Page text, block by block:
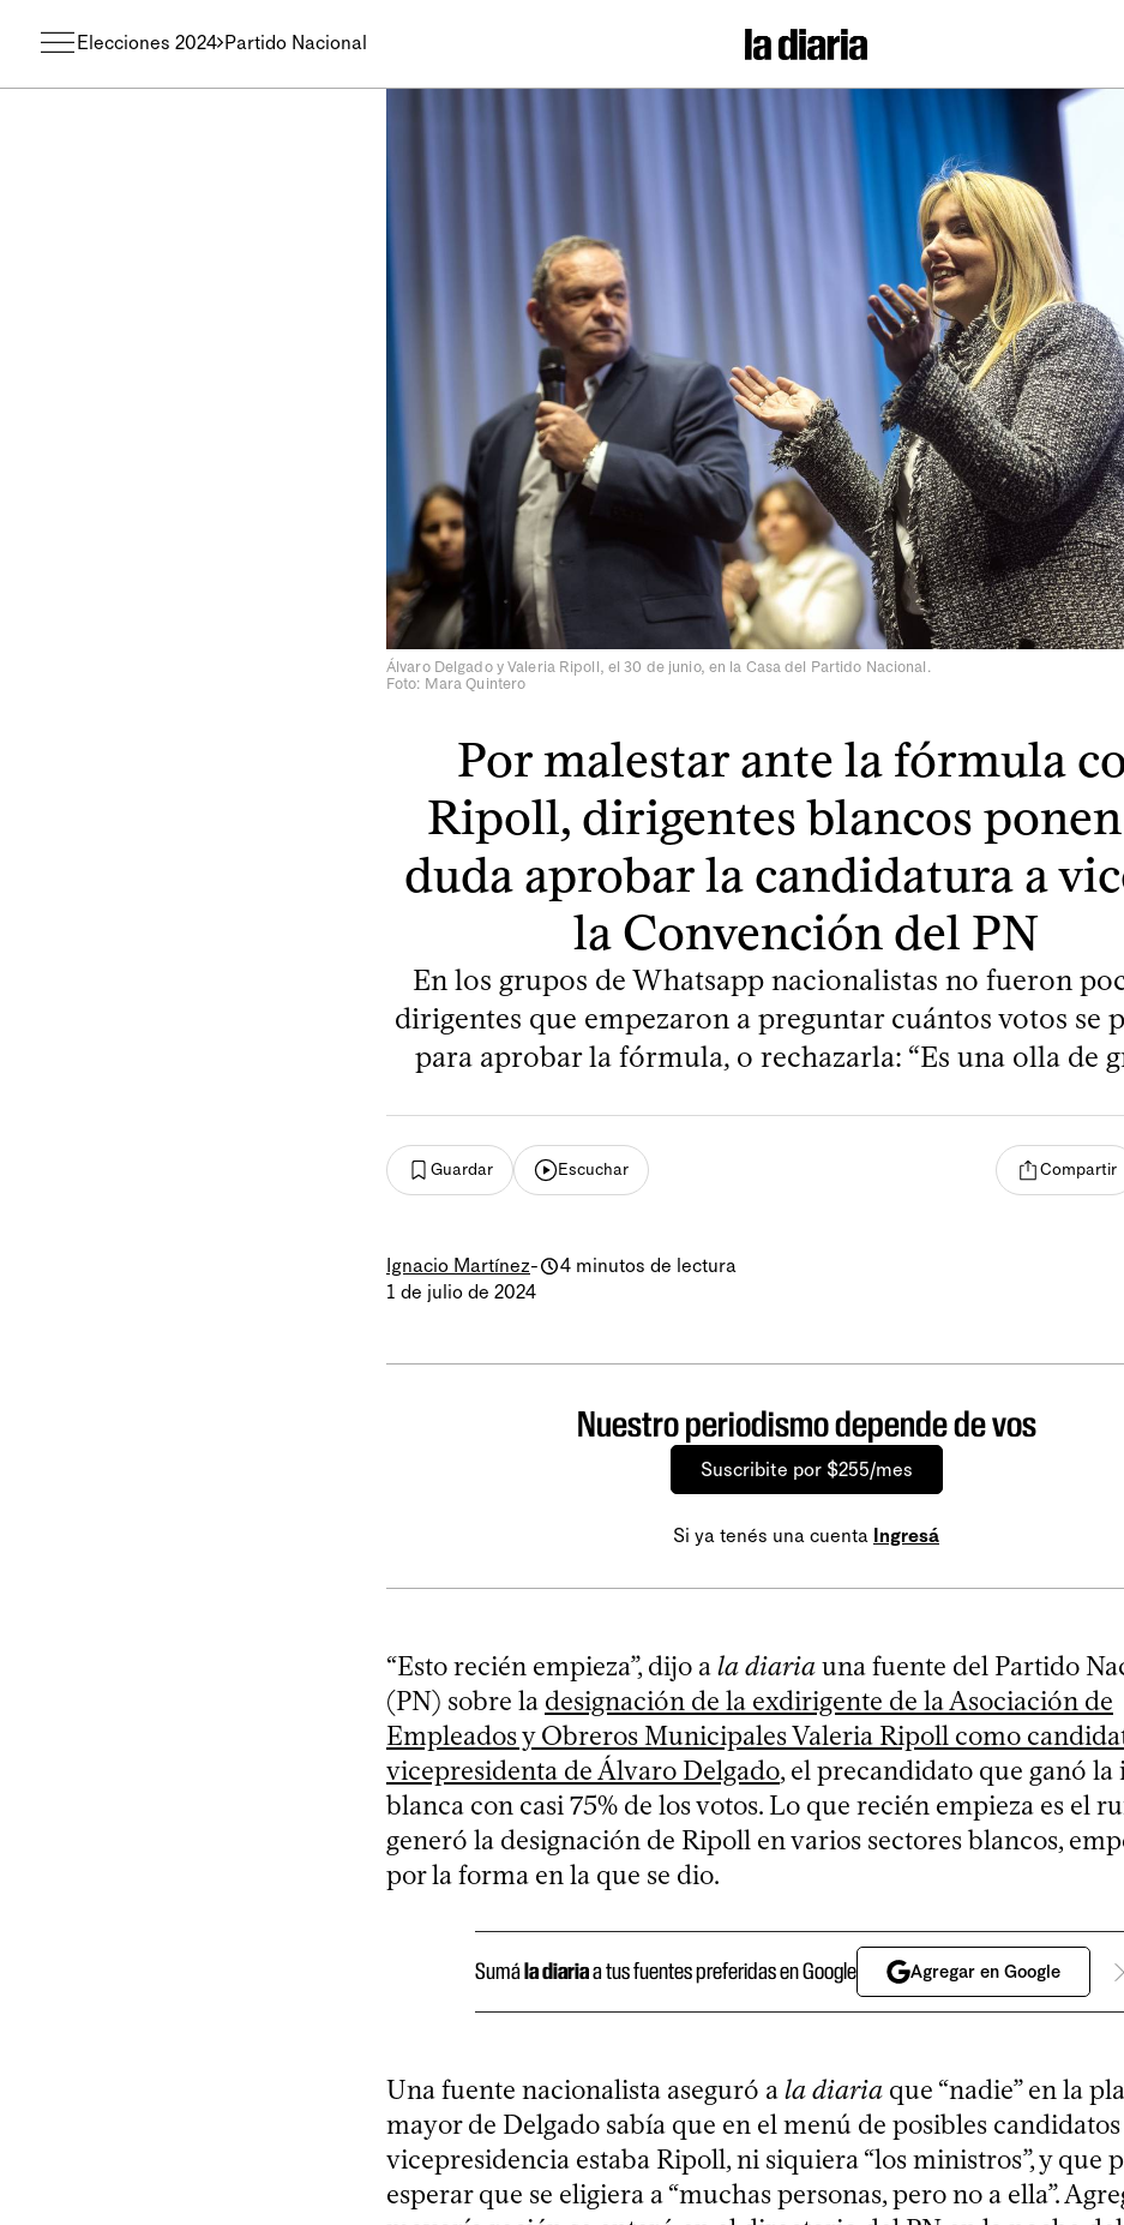
Elecciones 2024 Partido Nacional
Álvaro Delgado y Valeria Ripoll, el 30 de junio, en la Casa del Partido Nacional.
Foto: Mara Quintero
Por malestar ante la fórmula
Ripoll, dirigentes blancos
duda aprobar la candidatura a
la Convención del PN
En los grupos de Whatsapp nacionalistas no fueron
dirigentes que empezaron a preguntar cuántos votos se
para aprobar la fórmula, o rechazarla: “Es una olla de
Guardar Escuchar Compartir
Ignacio Martínez-
4 minutos de lectura
1 de julio de 2024
Nuestro periodismo depende de vos
Suscribite por $255/mes
Si ya tenés una cuenta Ingresá
“Esto recién empieza”, dijo ala diariauna fuente del Partido
(PN) sobre la designación de la exdirigente de la Asociación de
Empleados y Obreros Municipales Valeria Ripoll como
vicepresidenta de Álvaro Delgado, el precandidato que ganó la
blanca con casi 75% de los votos. Lo que recién empieza es el
generó la designación de Ripoll en varios sectores blancos,
por la forma en la que se dio.
Sumála diariaa tus fuentes preferidas en Google Agregar en Google
Una fuente nacionalista aseguró ala diaria que “nadie” en la
mayor de Delgado sabía que en el menú de posibles candidatos
vicepresidencia estaba Ripoll, ni siquiera “los ministros”, y que
esperar que se eligiera a “muchas personas, pero no a ella”.